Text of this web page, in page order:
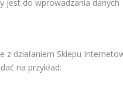
jest do wprowadzania danych
z działaniem Sklepu
na przykład: